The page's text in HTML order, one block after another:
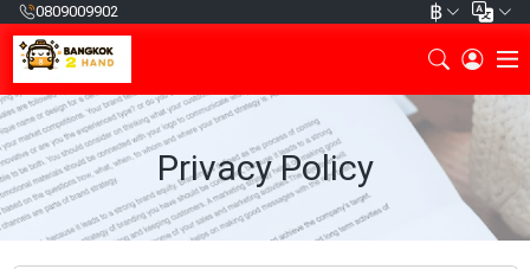
0809009902 ฿
Privacy Policy